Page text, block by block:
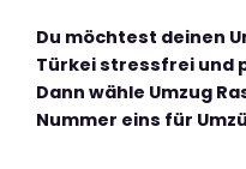
Du möchtest deinen
Türkei stressfrei und
Dann wähle Umzug
Nummer eins für